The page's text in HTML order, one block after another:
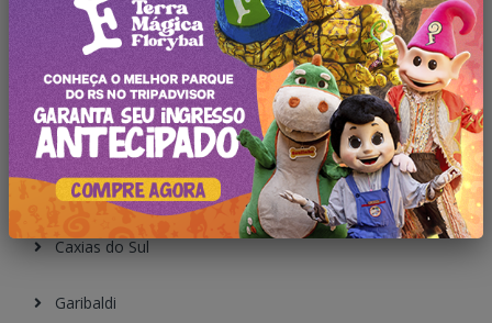
Canela
São Francisco
Cambará do Sul
Nova Petrópolis
Caxias do Sul
Garibaldi